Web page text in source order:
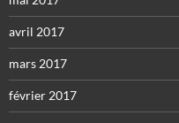
avril 2017
mars 2017
février 2017